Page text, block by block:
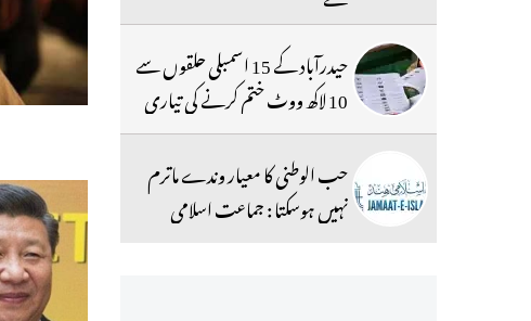
حیدرآباد کے 15 اسمبلی حلقوں سے
10 لاکھ ووٹ ختم کرنے کی تیاری
حب الوطنی کا معیار وندے ماترم
نہیں ہوسکتا : جماعت اسلامی